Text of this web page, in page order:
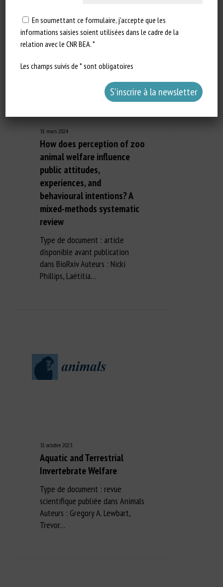
31 mars 2024
How does perception of zoo
animal welfare influence
public attitudes,
experiences, and
behavioural intentions? A
mixed-methods systematic
review
Type de document : article
disponible avant publication
dans BioRxiv Auteurs : Nicki
Phillips, Laëtitia…
31 octobre 2023
Aquatic and Terrestrial
Invertebrate Welfare
Type de document : revue
scientifique publiée dans Animals
Auteurs : Gregory A. Lewbart,
Trevor…
En soumettant ce formulaire, j'accepte que les
informations saisies soient utilisées dans le cadre de la
relation avec le CNR BEA. *
Les champs suivis de * sont obligatoires